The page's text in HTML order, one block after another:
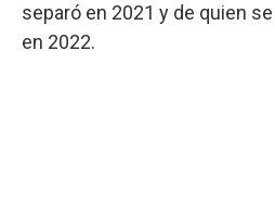
separó en 2021 y de quien
en 2022.